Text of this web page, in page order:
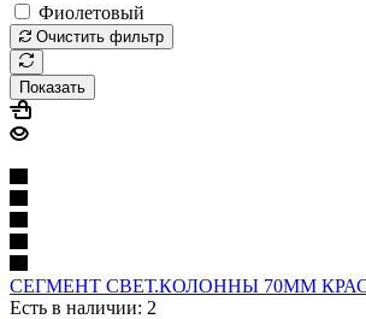
Фиолетовый
Очистить фильтр
Показать
СЕГМЕНТ СВЕТ.КОЛОННЫ 70ММ
Есть в наличии: 2